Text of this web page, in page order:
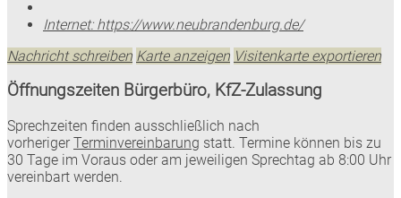
Internet: https://www.neubrandenburg.de/
Nachricht schreiben Karte anzeigen Visitenkarte exportieren
Öffnungszeiten Bürgerbüro, KfZ-Zulassung
Sprechzeiten finden ausschließlich nach
vorheriger Terminvereinbarung statt. Termine können bis zu
30 Tage im Voraus oder am jeweiligen Sprechtag ab 8:00 Uhr
vereinbart werden.